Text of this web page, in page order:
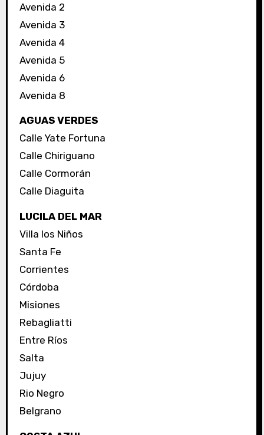
Avenida 2
Avenida 3
Avenida 4
Avenida 5
Avenida 6
Avenida 8
AGUAS VERDES
Calle Yate Fortuna
Calle Chiriguano
Calle Cormorán
Calle Diaguita
LUCILA DEL MAR
Villa los Niños
Santa Fe
Corrientes
Córdoba
Misiones
Rebagliatti
Entre Ríos
Salta
Jujuy
Rio Negro
Belgrano